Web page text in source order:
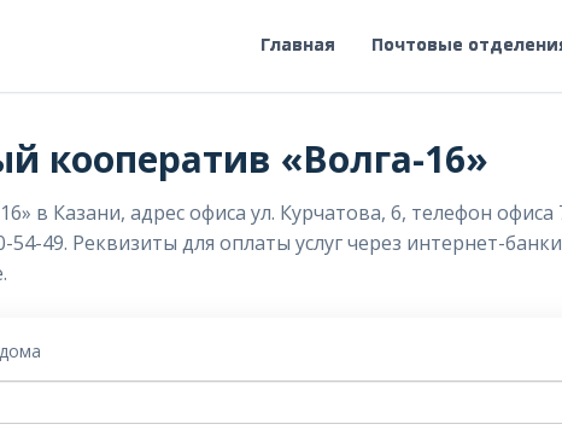
Главная Почтовые
кооператив «Волга-16»
в Казани, адрес офиса ул. Курчатова, 6, телефон офиса
54-49. Реквизиты для оплаты услуг через интернет-